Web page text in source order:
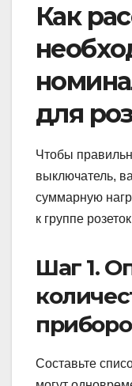
Как
для
Чтобы
выключатель,
суммарную
к группе
Шаг 1.
Составьте